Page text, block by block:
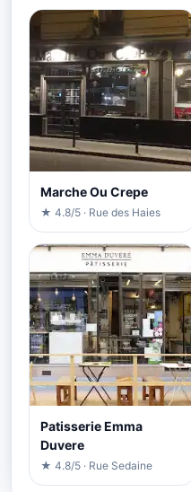
Marche Ou Crepe
★ 4.8/5 · Rue des Haies
Patisserie Emma
Duvere
★ 4.8/5 · Rue Sedaine